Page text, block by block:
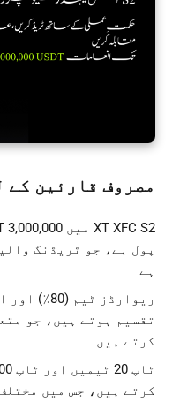
مصروف قارئین کے
پول ہے، جو ٹریڈنگ
ہے
تقسیم ہوتے ہیں، جو
کرتے ہیں
کرتے ہیں، جس میں